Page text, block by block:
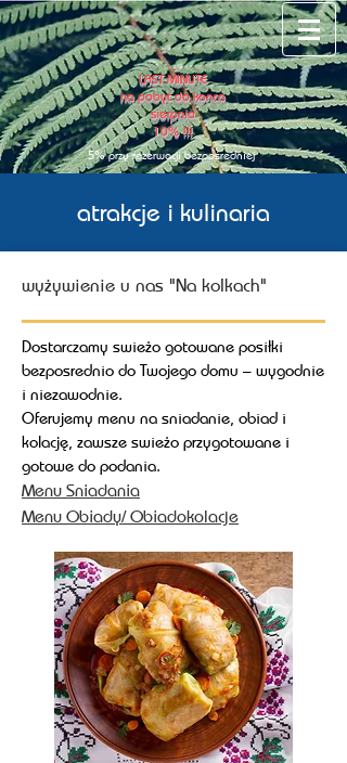
LAST MINUTE
na pobyt do konca
sierpnia
10% !!!
5% przy rezerwacji bezpośredniej
atrakcje i kulinaria
wyżywienie u nas "Na kolkach"
Dostarczamy swieżo gotowane posiłki
bezposrednio do Twojego domu – wygodnie
i niezawodnie.
Oferujemy menu na sniadanie, obiad i
kolację, zawsze swieżo przygotowane i
gotowe do podania.
Menu Sniadania
Menu Obiady/ Obiadokolacje